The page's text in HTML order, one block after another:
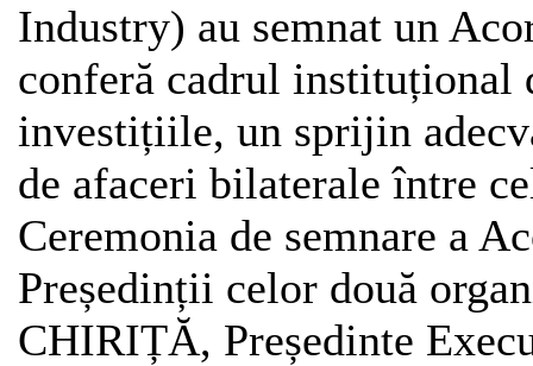
Industry) au semnat un
conferă cadrul instituțional
investițiile, un sprijin
de afaceri bilaterale între
Ceremonia de semnare a
Președinții celor două
CHIRIȚĂ, Președinte